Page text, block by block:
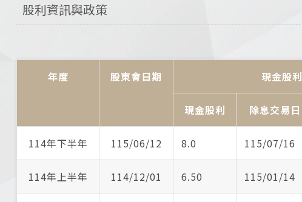
股利資訊與政策
年度 股東會日期 現金股利
現金股利 除息交易日
114年下半年 115/06/12 8.0 115/07/16
114年上半年 114/12/01 6.50 115/01/14